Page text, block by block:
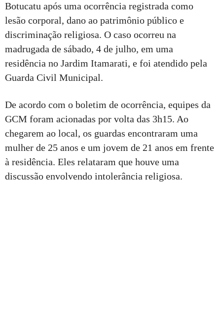
Botucatu após uma ocorrência registrada como
lesão corporal, dano ao patrimônio público e
discriminação religiosa. O caso ocorreu na
madrugada de sábado, 4 de julho, em uma
residência no Jardim Itamarati, e foi atendido pela
Guarda Civil Municipal.
De acordo com o boletim de ocorrência, equipes da
GCM foram acionadas por volta das 3h15. Ao
chegarem ao local, os guardas encontraram uma
mulher de 25 anos e um jovem de 21 anos em frente
à residência. Eles relataram que houve uma
discussão envolvendo intolerância religiosa.